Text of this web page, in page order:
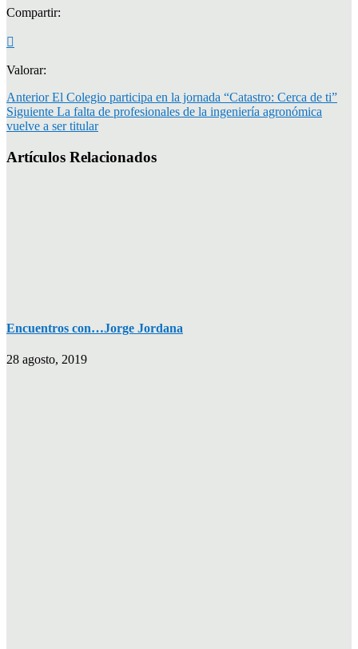
Compartir:
Valorar:
Anterior El Colegio participa en la jornada “Catastro: Cerca de ti”
Siguiente La falta de profesionales de la ingeniería agronómica
vuelve a ser titular
Artículos Relacionados
Encuentros con…Jorge Jordana
28 agosto, 2019